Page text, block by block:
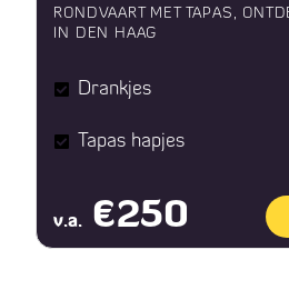
RONDVAART MET TAPAS,
IN DEN HAAG
Drankjes
Tapas hapjes
v.a. €250